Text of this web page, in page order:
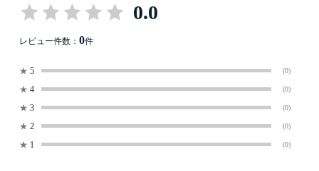
0.0
レビュー件数： 0件
★ 5 (0)
★ 4 (0)
★ 3 (0)
★ 2 (0)
★ 1 (0)